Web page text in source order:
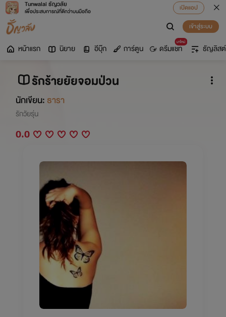
Tunwalai ธัญวลัย
เพื่อประสบการณ์ที่ดีกว่าบนมือถือ
เปิดแอป
เข้าสู่ระบบ
หน้าแรก นิยาย อีบุ๊ก การ์ตูน
มาใหม่
ดรีมแชท ธัญลิสต์
รักร้ายยัยจอมป่วน
นักเขียน: ธารา
รักวัยรุ่น
0.0